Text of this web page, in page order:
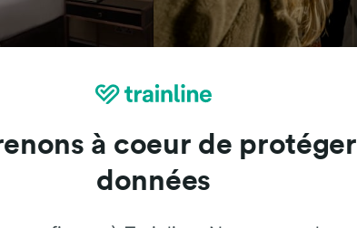
Trainline : l'avis de nos clients
à coeur de
données